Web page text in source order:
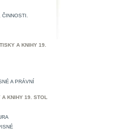
A KNIHY 19.
A PRÁVNÍ
A KNIHY 19. STOL